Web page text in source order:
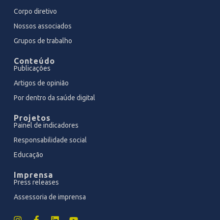
Corpo diretivo
Nossos associados
Grupos de trabalho
Conteúdo
Publicações
Artigos de opinião
Por dentro da saúde digital
Projetos
Painel de indicadores
Responsabilidade social
Educação
Imprensa
Press releases
Assessoria de imprensa